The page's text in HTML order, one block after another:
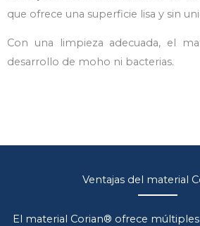
que ofrece una superficie lisa y sin
Con una limpieza adecuada, el
desarrollo de moho ni bacterias.
Ventajas del material
El material Corian® ofrece